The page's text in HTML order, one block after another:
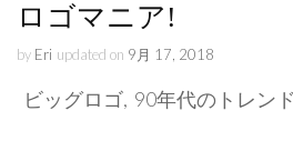
ロゴマニア!
by Eri updated on 9月 17, 2018
ビッグロゴ, 90年代のトレン